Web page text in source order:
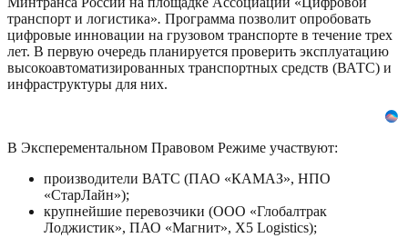
транспорт и логистика». Программа позволит опробовать
цифровые инновации на грузовом транспорте в течение трех
лет. В первую очередь планируется проверить эксплуатацию
высокоавтоматизированных транспортных средств (ВАТС) и
инфраструктуры для них.
В Эксперементальном Правовом Режиме участвуют:
производители ВАТС (ПАО «КАМАЗ», НПО
«СтарЛайн»);
крупнейшие перевозчики (ООО «Глобалтрак
Лоджистик», ПАО «Магнит», Х5 Logistics);